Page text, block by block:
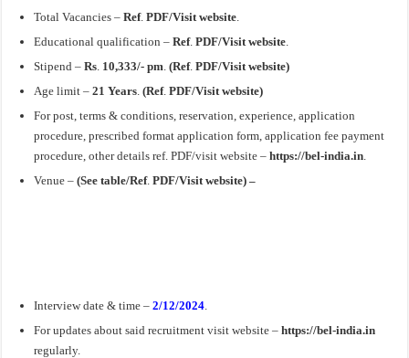
Total Vacancies –Ref. PDF/Visit website
Educational qualification –Ref. PDF/Visit website
Stipend – Rs 10,333/- pm (Ref. PDF/Visit website)
Age limit –21 Years .(Ref. PDF/Visit website)
For post, terms & conditions, reservation, experience, application
procedure, prescribed format application form, application fee payment
procedure, other details ref. PDF/visit website –https://bel-india.in
Venue – (See table/Ref. PDF/Visit website) –
Interview date & time – 2/12/2024
For updates about said recruitment visit website –https://bel-india.in
regularly.